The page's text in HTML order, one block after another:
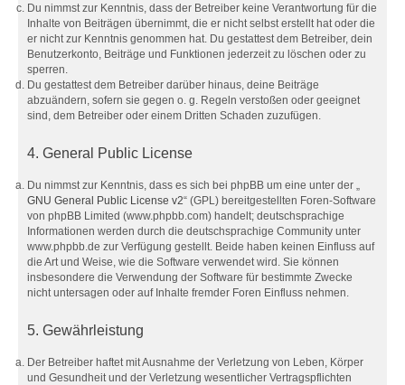
Du nimmst zur Kenntnis, dass der Betreiber keine Verantwortung für die
Inhalte von Beiträgen übernimmt, die er nicht selbst erstellt hat oder die
er nicht zur Kenntnis genommen hat. Du gestattest dem Betreiber, dein
Benutzerkonto, Beiträge und Funktionen jederzeit zu löschen oder zu
sperren.
Du gestattest dem Betreiber darüber hinaus, deine Beiträge
abzuändern, sofern sie gegen o. g. Regeln verstoßen oder geeignet
sind, dem Betreiber oder einem Dritten Schaden zuzufügen.
4. General Public License
Du nimmst zur Kenntnis, dass es sich bei phpBB um eine unter der „
GNU General Public License v2“ (GPL) bereitgestellten Foren-Software
von phpBB Limited (www.phpbb.com) handelt; deutschsprachige
Informationen werden durch die deutschsprachige Community unter
www.phpbb.de zur Verfügung gestellt. Beide haben keinen Einfluss auf
die Art und Weise, wie die Software verwendet wird. Sie können
insbesondere die Verwendung der Software für bestimmte Zwecke
nicht untersagen oder auf Inhalte fremder Foren Einfluss nehmen.
5. Gewährleistung
Der Betreiber haftet mit Ausnahme der Verletzung von Leben, Körper
und Gesundheit und der Verletzung wesentlicher Vertragspflichten